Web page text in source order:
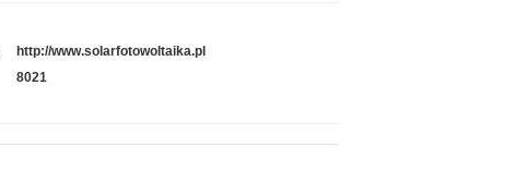
http://www.solarfotowoltaika.pl
8021